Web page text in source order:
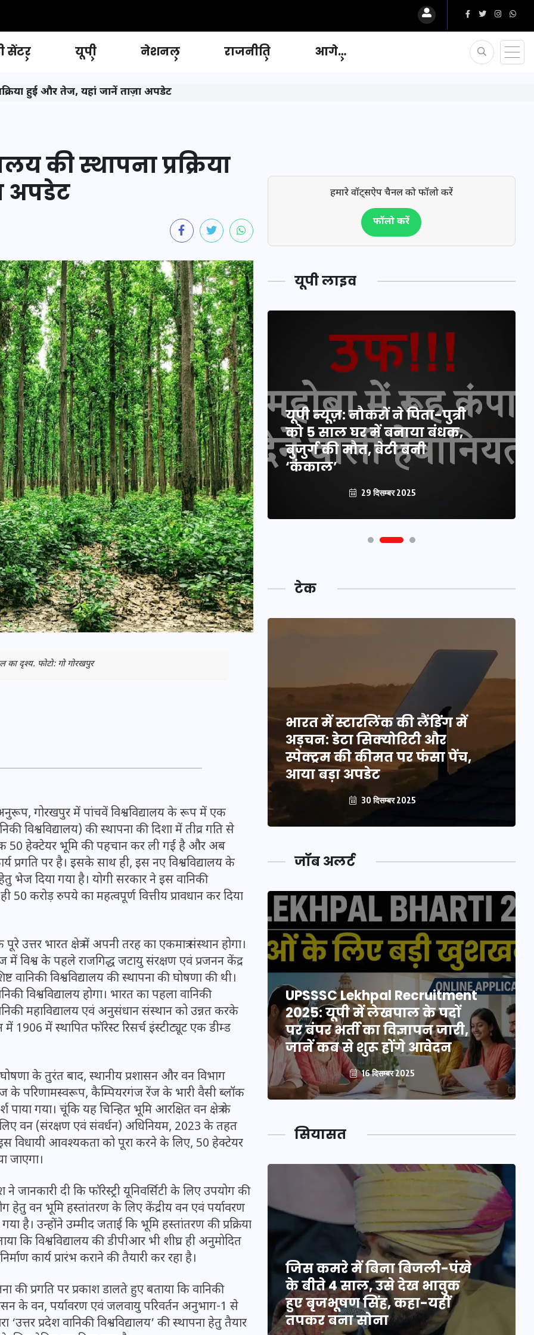
सेंटर यूपी नेशनल राजनीति आगे…
हुई और तेज, यहां जानें ताज़ा अपडेट
की स्थापना प्रक्रिया
अपडेट
दृश्य. फोटो: गो गोरखपुर
अनुरूप, गोरखपुर में पांचवें विश्वविद्यालय के रूप में एक
विश्वविद्यालय) की स्थापना की दिशा में तीव्र गति से
50 हेक्टेयर भूमि की पहचान कर ली गई है और अब
प्रगति पर है। इसके साथ ही, इस नए विश्वविद्यालय के
भेज दिया गया है। योगी सरकार ने इस वानिकी
करोड़ रुपये का महत्वपूर्ण वित्तीय प्रावधान कर दिया
उत्तर भारत क्षेत्र में अपनी तरह का एकमात्र संस्थान होगा।
में विश्व के पहले राजगिद्ध जटायु संरक्षण एवं प्रजनन केंद्र
वानिकी विश्वविद्यालय की स्थापना की घोषणा की थी।
विश्वविद्यालय होगा। भारत का पहला वानिकी
महाविद्यालय एवं अनुसंधान संस्थान को उन्नत करके
में 1906 में स्थापित फॉरेस्ट रिसर्च इंस्टीट्यूट एक डीम्ड
घोषणा के तुरंत बाद, स्थानीय प्रशासन और वन विभाग
परिणामस्वरूप, कैम्पियरगंज रेंज के भारी वैसी ब्लॉक
गया। चूंकि यह चिन्हित भूमि आरक्षित वन क्षेत्र के
लिए वन (संरक्षण एवं संवर्धन) अधिनियम, 2023 के तहत
विधायी आवश्यकता को पूरा करने के लिए, 50 हेक्टेयर
जाएगा।
दी कि फॉरेस्ट्री यूनिवर्सिटी के लिए उपयोग की
हेतु वन भूमि हस्तांतरण के लिए केंद्रीय वन एवं पर्यावरण
है। उन्होंने उम्मीद जताई कि भूमि हस्तांतरण की प्रक्रिया
कि विश्वविद्यालय की डीपीआर भी शीघ्र ही अनुमोदित
कार्य प्रारंभ कराने की तैयारी कर रहा है।
की प्रगति पर प्रकाश डालते हुए बताया कि वानिकी
के वन, पर्यावरण एवं जलवायु परिवर्तन अनुभाग-1 से
प्रदेश वानिकी विश्वविद्यालय’ की स्थापना हेतु तैयार
हमारे वॉट्सऐप चैनल को फॉलो करें
फॉलो करें
यूपी लाइव
वोटर लिस्ट पुनरीक्षण कार्यक्रम में
हुआ बदलाव, देखें नई तारीखों की
पूरी लिस्ट
30 दिसम्बर 2025
यूपी न्यूज़: नौकरों ने पिता-पुत्री
को 5 साल घर में बनाया बंधक,
बुजुर्ग की मौत, बेटी बनी
‘कंकाल’
29 दिसम्बर 2025
टेक
आया बड़ा अपडेट
भारत में स्टारलिंक की लैंडिंग में
अड़चन: डेटा सिक्योरिटी और
स्पेक्ट्रम की कीमत पर फंसा पेंच,
आया बड़ा अपडेट
30 दिसम्बर 2025
जॉब अलर्ट
UPSSSC Lekhpal Recruitment
2025: यूपी में लेखपाल के पदों
पर बंपर भर्ती का विज्ञापन जारी,
16 दिसम्बर 2025
UPSSSC Lekhpal Recruitment
2025: यूपी में लेखपाल के पदों
पर बंपर भर्ती का विज्ञापन जारी,
जानें कब से शुरू होंगे आवेदन
16 दिसम्बर 2025
सियासत
जिस कमरे में बिना बिजली-पंखे
के बीते 4 साल, उसे देख भावुक
हुए बृजभूषण सिंह, कहा-यहीं
तपकर बना सोना
जिस कमरे में बिना बिजली-पंखे
के बीते 4 साल, उसे देख भावुक
हुए बृजभूषण सिंह, कहा-यहीं
तपकर बना सोना